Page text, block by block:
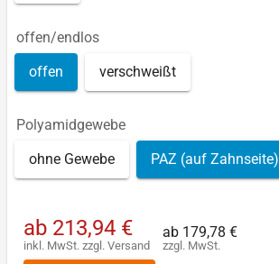
offen/endlos
offen verschweißt
Polyamidgewebe
ohne Gewebe PAZ (auf Zahnseite)
ab 213,94 €
inkl. MwSt. zzgl. Versand
ab 179,78 €
zzgl. MwSt.